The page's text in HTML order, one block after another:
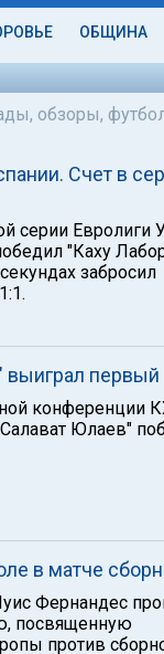
ОБЩИНА
обзоры,
Счет в
серии Евролиги
"Каху
забросил
выиграл первый
конференции
Юлаев"
в матче
Фернандес
посвященную
против